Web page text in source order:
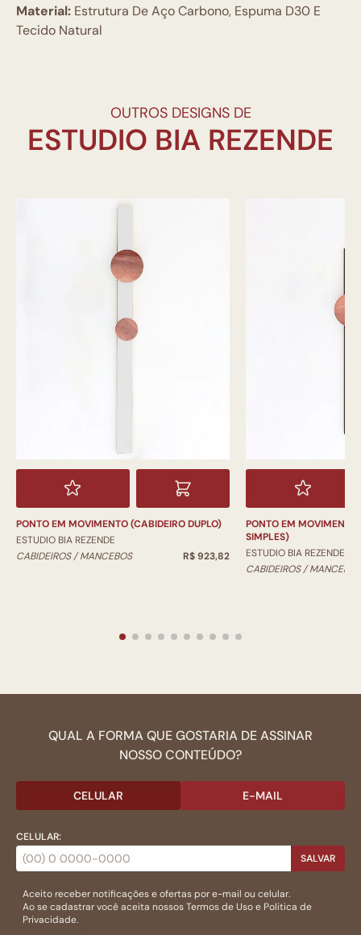
Material: Estrutura De Aço Carbono, Espuma D30 E
Tecido Natural
OUTROS DESIGNS DE
PONTO EM MOVIMENTO (CABIDEIRO DUPLO)
ESTUDIO BIA REZENDE
CABIDEIROS / MANCEBOS
R$ 923,82
PONTO EM MOVIMENTO
SIMPLES)
ESTUDIO BIA REZENDE
CABIDEIROS /
QUAL A FORMA QUE GOSTARIA DE ASSINAR
NOSSO CONTEÚDO?
CELULAR E-MAIL
CELULAR:
SALVAR
Aceito receber notificações e ofertas por e-mail ou celular.
Ao se cadastrar você aceita nossosTermos de Usoe Politica de
Privacidade.